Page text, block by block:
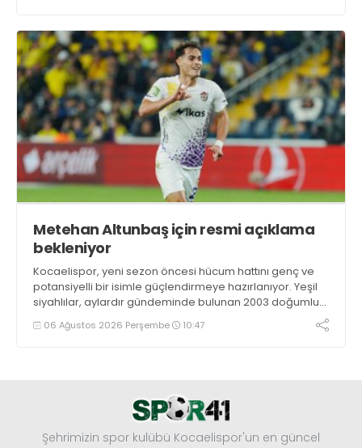
Metehan Altunbaş için resmi açıklama
bekleniyor
Kocaelispor, yeni sezon öncesi hücum hattını genç ve
potansiyelli bir isimle güçlendirmeye hazırlanıyor. Yeşil
siyahlılar, aylardır gündeminde bulunan 2003 doğumlu
santrfor Metehan Altunbaş transferinde sona hayli
yaklaştı.
06 Ağustos 2026 Perşembe 10:47
Şehrimizin spor kulübü Kocaelispor'un en güncel